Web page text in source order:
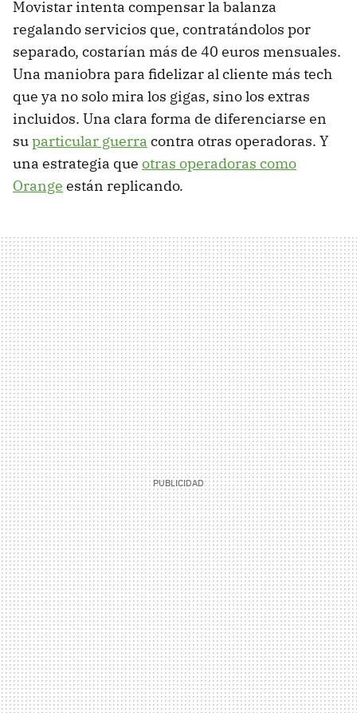
Movistar intenta compensar la balanza
regalando servicios que, contratándolos por
separado, costarían más de 40 euros mensuales.
Una maniobra para fidelizar al cliente más tech
que ya no solo mira los gigas, sino los extras
incluidos. Una clara forma de diferenciarse en
suparticular guerra contra otras operadoras. Y
una estrategia que otras operadoras como
Orange están replicando.